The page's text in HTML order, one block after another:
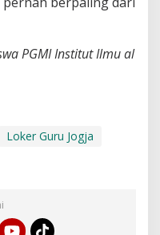
PGMI Institut Ilmual
Loker Guru Jogja